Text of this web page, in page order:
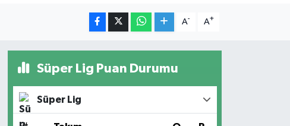
A- A+
Süper Lig Puan Durumu
Süper Lig